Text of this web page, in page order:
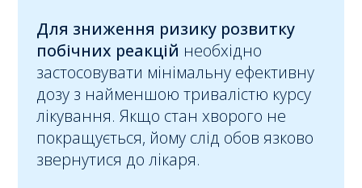
Для зниження ризику розвитку
побічних реакцій необхідно
застосовувати мінімальну ефективну
дозу з найменшою тривалістю курсу
лікування. Якщо стан хворого не
покращується, йому слід обов язково
звернутися до лікаря.